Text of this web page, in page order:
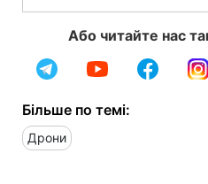
Або читайте нас
Більше по темі:
Дрони